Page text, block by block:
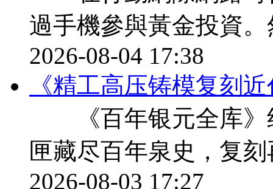
過手機參與黃金投資
2026-08-04 17:38
《精工高压铸模复刻
《百年银元全库
匣藏尽百年泉史，复
2026-08-03 17:27